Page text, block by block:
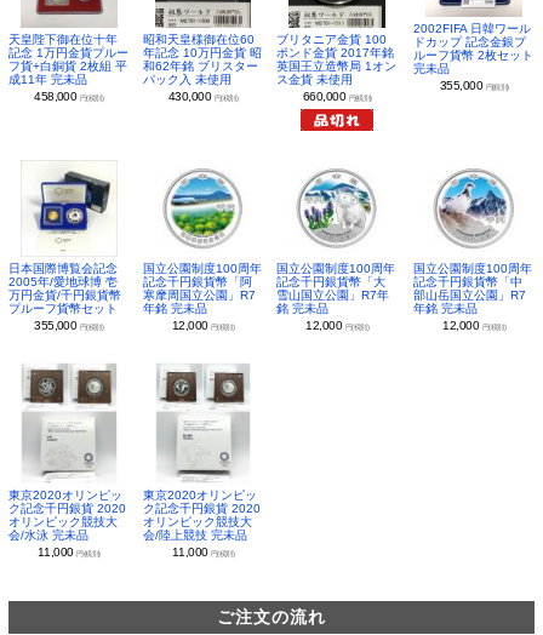
天皇陛下御在位十年
記念 1万円金貨プルー
フ貨+白銅貨 2枚組 平
成11年 完未品
458,000 円(税別)
昭和天皇様御在位60
年記念 10万円金貨 昭
和62年銘 ブリスター
パック入 未使用
430,000 円(税別)
ブリタニア金貨 100
ポンド金貨 2017年銘
英国王立造幣局 1オン
ス金貨 未使用
660,000 円(税別)
2002FIFA 日韓ワール
ドカップ 記念金銀プ
ルーフ貨幣 2枚セット
完未品
355,000 円(税別)
日本国際博覧会記念
2005年/愛地球博 壱
万円金貨/千円銀貨幣
プルーフ貨幣セット
355,000 円(税別)
国立公園制度100周年
記念千円銀貨幣「阿
寒摩周国立公園」R7
年銘 完未品
12,000 円(税別)
国立公園制度100周年
記念千円銀貨幣「大
雪山国立公園」R7年
銘 完未品
12,000 円(税別)
国立公園制度100周年
記念千円銀貨幣「中
部山岳国立公園」R7
年銘 完未品
12,000 円(税別)
東京2020オリンピッ
ク記念千円銀貨 2020
オリンピック競技大
会/水泳 完未品
11,000円(税別)
東京2020オリンピッ
ク記念千円銀貨 2020
オリンピック競技大
会/陸上競技 完未品
11,000 円(税別)
ご注文の流れ